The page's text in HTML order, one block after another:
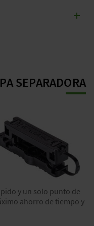
63 A
(máx.
16
mm²
IK 09
SEPARADORA
y un solo punto de
ahorro de tiempo y